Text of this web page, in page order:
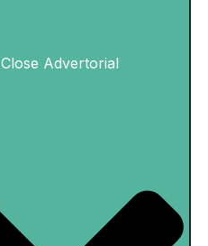
Close Advertorial